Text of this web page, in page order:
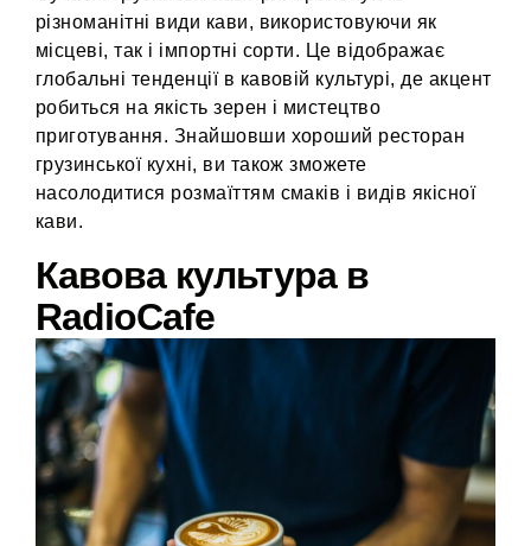
різноманітні види кави, використовуючи як
місцеві, так і імпортні сорти. Це відображає
глобальні тенденції в кавовій культурі, де акцент
робиться на якість зерен і мистецтво
приготування. Знайшовши хороший ресторан
грузинської кухні, ви також зможете
насолодитися розмаїттям смаків і видів якісної
кави.
Кавова культура в
RadioCafe